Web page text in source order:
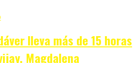
lleva más de 15 horas
Magdalena